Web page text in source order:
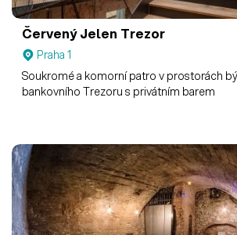
Červený Jelen Trezor
Praha 1
Soukromé a komorní patro v prostorách
bankovního Trezoru s privátním barem